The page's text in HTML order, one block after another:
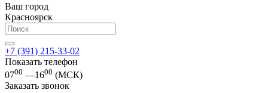
Ваш город
Красноярск
+7 (391) 215-33-02
Показать телефон
0700 —1600 (МСК)
Заказать звонок